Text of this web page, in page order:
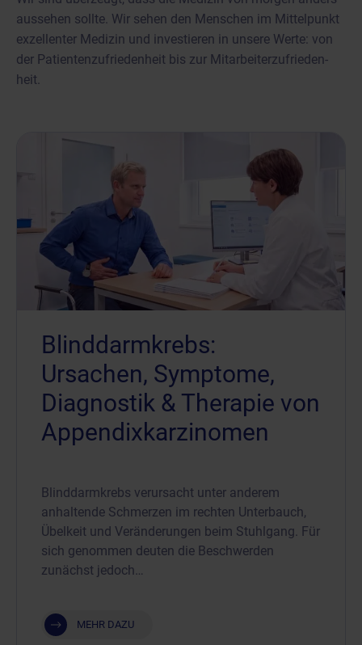
aussehen sollte. Wir sehen den Menschen im Mittelpunkt
exzellenter Medizin und investieren in unsere Werte: von
der Patienten­zufrieden­heit bis zur Mitarbeiter­zufrieden­
heit.
Blinddarmkrebs:
Ursachen, Symptome,
Diagnostik & Therapie von
Appendixkarzinomen
Blinddarmkrebs verursacht unter anderem
anhaltende Schmerzen im rechten Unterbauch,
Übelkeit und Veränderungen beim Stuhlgang. Für
sich genommen deuten die Beschwerden
zunächst jedoch…
MEHR DAZU